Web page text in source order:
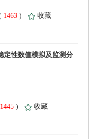
1463 )
1445 )